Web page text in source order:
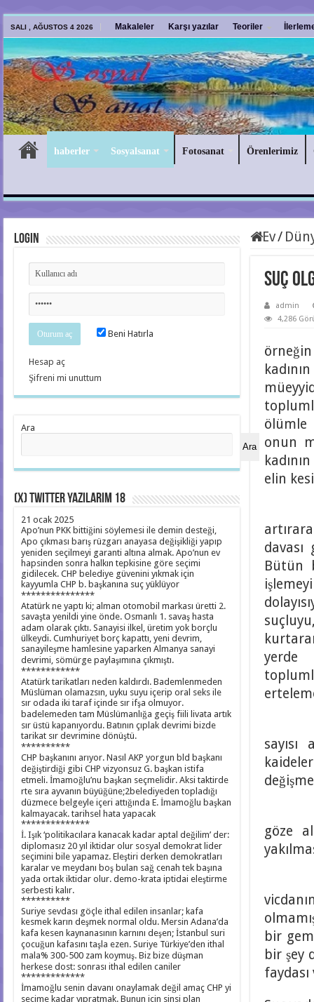
SALI , AĞUSTOS 4 2026 Makaleler Karşı yazılar Teoriler
haberler Sosyalsanat Fotosanat Örenlerimiz
Ev/
Suç
admin
4,286
ölümle
onun
elin
Bütün
göze
bir
bir şey
Login
Beni Hatırla
Hesap aç
Şifreni mi unuttum
Ara
Ara
(X) Twitter yazılarım 18
21 ocak 2025
Apo’nun PKK bittiğini söylemesi ile demin desteği,
Apo çıkması barış rüzgarı anayasa değişikliği yapıp
yeniden seçilmeyi garanti altına almak. Apo’nun ev
hapsinden sonra halkın tepkisine göre seçimi
gidilecek. CHP belediye güvenini yıkmak için
kayyumla CHP b. başkanına suç yüklüyor
***************
Atatürk ne yaptı ki; alman otomobil markası üretti 2.
savaşta yenildi yine önde. Osmanlı 1. savaş hasta
adam olarak çıktı. Sanayisi ilkel, üretim yok borçlu
ülkeydi. Cumhuriyet borç kapattı, yeni devrim,
sanayileşme hamlesine yaparken Almanya sanayi
devrimi, sömürge paylaşımına çıkmıştı.
************
Atatürk tarikatları neden kaldırdı. Bademlenmeden
Müslüman olamazsın, uyku suyu içerip oral seks ile
sır odada iki taraf içinde sır ifşa olmuyor.
badelemeden tam Müslümanlığa geçiş fiili livata artık
sır üstü kapanıyordu. Batının çıplak devrimi bizde
tarikat sır devrimine dönüştü.
**********
CHP başkanını arıyor. Nasıl AKP yorgun bld başkanı
değiştirdiği gibi CHP vizyonsuz G. başkan istifa
etmeli. İmamoğlu’nu başkan seçmelidir. Aksi taktirde
rte sıra ayvanın büyüğüne;2belediyeden topladığı
düzmece belgeyle içeri attığında E. İmamoğlu başkan
kalmayacak. tarihsel hata yapacak
**************
İ. Işık ‘politikacılara kanacak kadar aptal değilim’ der:
diplomasız 20 yıl iktidar olur sosyal demokrat lider
seçimini bile yapamaz. Eleştiri derken demokratları
karalar ve meydanı boş bulan sağ cenah tek başına
yada ortak iktidar olur. demo-krata iptidai eleştirme
serbesti kalır.
**********
Suriye sevdası göçle ithal edilen insanlar; kafa
kesmek karın deşmek normal oldu. Mersin Adana’da
kafa kesen kaynanasının karnını deşen; İstanbul suri
çocuğun kafasını taşla ezen. Suriye Türkiye’den ithal
mala% 300-500 zam koymuş. Biz bize düşman
herkese dost: sonrası ithal edilen caniler
*************
İmamoğlu senin davanı onaylamak değil amaç CHP yi
seçime kadar yıpratmak. Bunun için sinsi plan